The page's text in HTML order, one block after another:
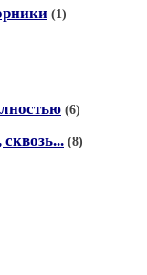
(1)
(6)
(8)